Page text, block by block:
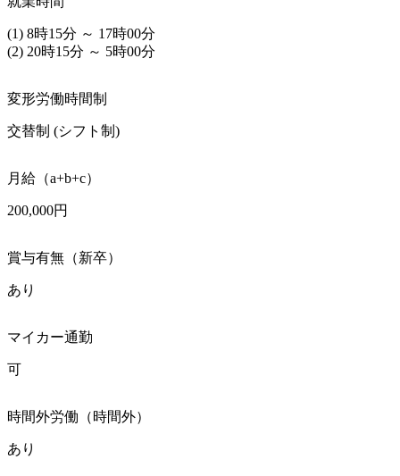
(1) 8時15分 ～ 17時00分
(2) 20時15分 ～ 5時00分
変形労働時間制
交替制 (シフト制)
月給（a+b+c）
200,000円
賞与有無（新卒）
あり
マイカー通勤
可
時間外労働（時間外）
あり